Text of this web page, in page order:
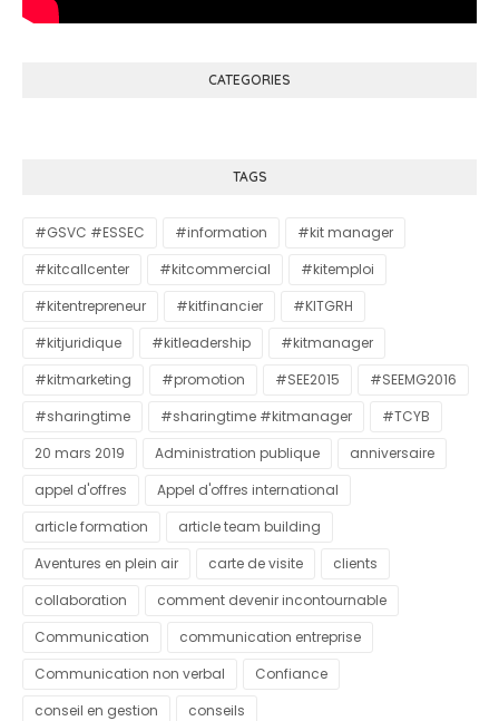
CATEGORIES
TAGS
#GSVC #ESSEC #information
#kit manager
#kitcallcenter
#kitcommercial
#kitemploi
#kitentrepreneur
#kitfinancier
#KITGRH
#kitjuridique
#kitleadership
#kitmanager
#kitmarketing
#promotion #SEE2015
#SEEMG2016
#sharingtime
#sharingtime #kitmanager
#TCYB
20 mars 2019
Administration publique
anniversaire
appel d'offres
Appel d'offres international
article formation
article team building
Aventures en plein air
carte de visite
clients
collaboration
comment devenir incontournable
Communication
communication entreprise
Communication non verbal
Confiance
conseil en gestion
conseils